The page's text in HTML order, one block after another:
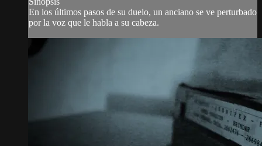
En los últimos pasos de su duelo, un anciano se ve perturbado
por la voz que le habla a su cabeza.